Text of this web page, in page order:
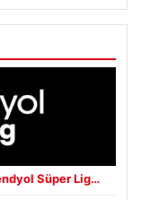
Süper Lig…